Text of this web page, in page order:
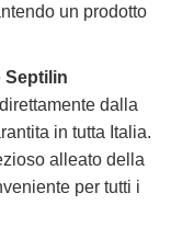
un prodotto
Septilin
dalla
in tutta Italia.
alleato della
per tutti i